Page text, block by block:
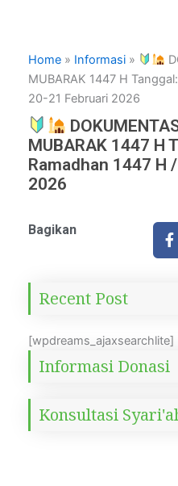
Home» Informasi»
MUBARAK 1447 H
20-21 Februari 2026
MUBARAK 1447 H
Ramadhan 1447 H
2026
Bagikan
Recent Post
[wpdreams_ajaxsearchlite]
Informasi Donasi
Konsultasi